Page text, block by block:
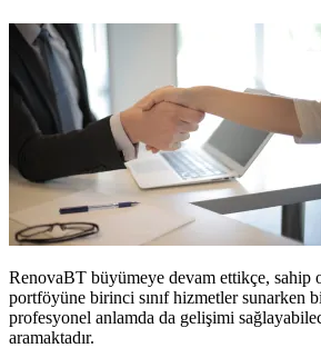
RenovaBT büyümeye devam ettikçe, sahip
portföyüne birinci sınıf hizmetler sunarken
profesyonel anlamda da gelişimi
aramaktadır.